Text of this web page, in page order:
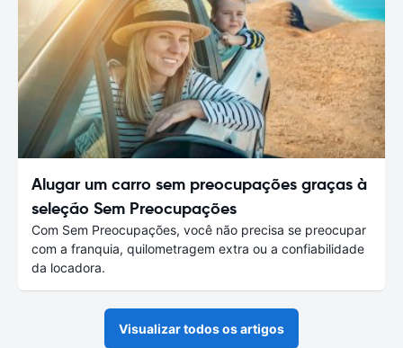
Alugar um carro sem preocupações graças à
seleção Sem Preocupações
Com Sem Preocupações, você não precisa se preocupar
com a franquia, quilometragem extra ou a confiabilidade
da locadora.
Visualizar todos os artigos